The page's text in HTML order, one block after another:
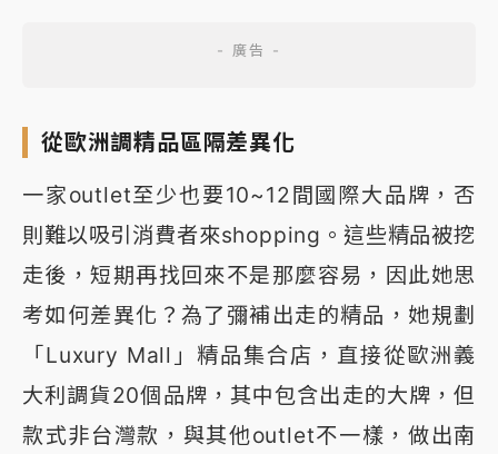
從歐洲調精品區隔差異化
一家outlet至少也要10~12間國際大品牌，否
則難以吸引消費者來shopping。這些精品被挖
走後，短期再找回來不是那麼容易，因此她思
考如何差異化？為了彌補出走的精品，她規劃
「Luxury Mall」精品集合店，直接從歐洲義
大利調貨20個品牌，其中包含出走的大牌，但
款式非台灣款，與其他outlet不一樣，做出南